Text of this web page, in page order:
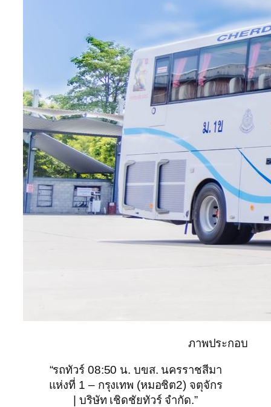
ภาพประกอบ
“รถทัวร์ 08:50 น. บขส. นครราชสีมา
แห่งที่ 1 – กรุงเทพ (หมอชิต2) จตุจักร
| บริษัท เชิดชัยทัวร์ จำกัด.”